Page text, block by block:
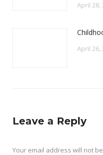
April 28,
April 26,
Leave a Reply
Your email address will not